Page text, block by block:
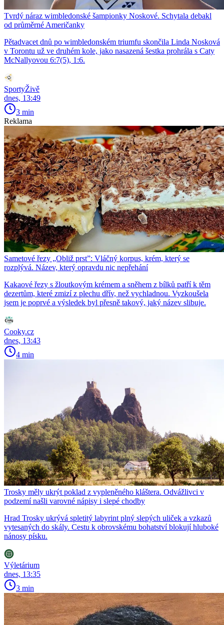
Tvrdý náraz wimbledonské šampionky Noskové. Schytala debakl
od průměrné Američanky
Pětadvacet dnů po wimbledonském triumfu skončila Linda Nosková
v Torontu už ve druhém kole, jako nasazená šestka prohrála s Caty
McNallyovou 6:7(5), 1:6.
SportyŽivě
dnes, 13:49
3 min
Reklama
Sametové řezy „Obliž prst”: Vláčný korpus, krém, který se
rozplývá. Název, který opravdu nic nepřehání
Kakaové řezy s žloutkovým krémem a sněhem z bílků patří k těm
dezertům, které zmizí z plechu dřív, než vychladnou. Vyzkoušela
jsem je poprvé a výsledek byl přesně takový, jaký název slibuje.
Cooky.cz
dnes, 13:43
4 min
Trosky měly ukrýt poklad z vypleněného kláštera. Odvážlivci v
podzemí našli varovné nápisy i slepé chodby
Hrad Trosky ukrývá spletitý labyrint plný slepých uliček a vzkazů
vytesaných do skály. Cestu k obrovskému bohatství blokují hluboké
nánosy písku.
Výletárium
dnes, 13:35
3 min